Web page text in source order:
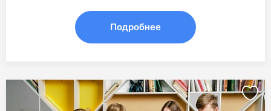
Подробнее